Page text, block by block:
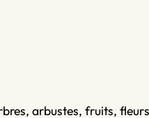
arbustes, fruits,